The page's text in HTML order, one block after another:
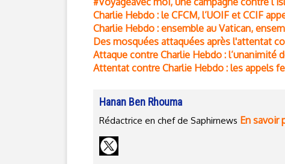
Charlie Hebdo : le CFCM, l’UOIF et CCIF
Charlie Hebdo : ensemble au Vatican,
Des mosquées attaquées après l'attentat
Attaque contre Charlie Hebdo : l’unanimité
Attentat contre Charlie Hebdo : les appels
Hanan Ben Rhouma
Rédactrice en chef de Saphirnews En savoir